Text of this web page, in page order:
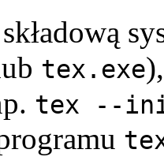
tex.exe
tex --